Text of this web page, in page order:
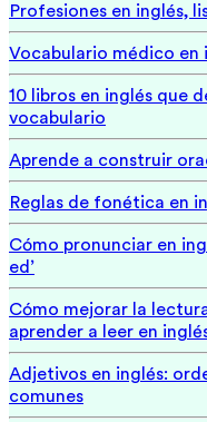
Profesiones en inglés,
Vocabulario médico en
10 libros en inglés que
vocabulario
Aprende a construir
Reglas de fonética en
Cómo pronunciar en
ed’
Cómo mejorar la
aprender a leer en
Adjetivos en inglés:
comunes